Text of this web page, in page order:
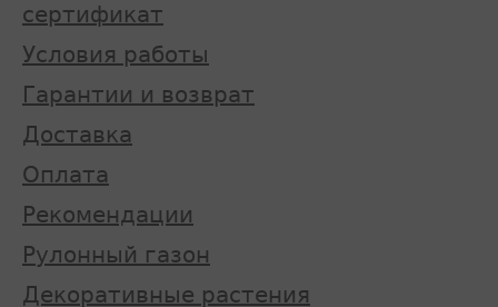
сертификат
Условия работы
Гарантии и возврат
Доставка
Оплата
Рекомендации
Рулонный газон
Декоративные растения